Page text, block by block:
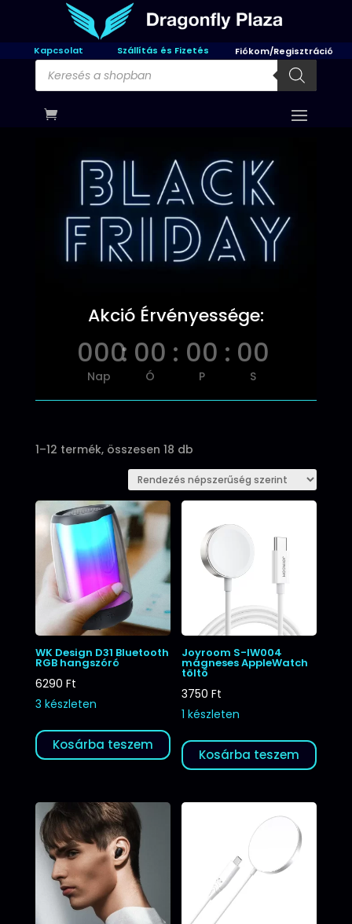
Kapcsolat Szállítás és Fizetés Fiókom/Regisztráció
Products
search
Akció Érvényessége:
000
Nap
: 00
Ó
: 00
P
: 00
S
1–12 termék, összesen 18 dbSorted
by
popularity
WK Design D31 Bluetooth
RGB hangszóró
6290 Ft
3 készleten
Kosárba teszem
Joyroom S-IW004
mágneses AppleWatch
töltő
3750Ft
1 készleten
Kosárba teszem